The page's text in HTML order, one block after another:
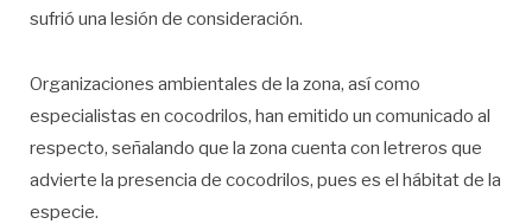
sufrió una lesión de consideración.
Organizaciones ambientales de la zona, así como
especialistas en cocodrilos, han emitido un comunicado al
respecto, señalando que la zona cuenta con letreros que
advierte la presencia de cocodrilos, pues es el hábitat de la
especie.